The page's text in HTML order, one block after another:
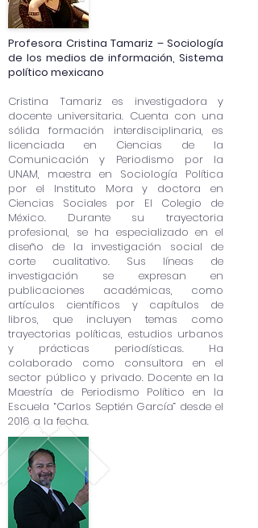
Profesora Cristina Tamariz – Sociología
de los medios de información, Sistema
político mexicano
Cristina Tamariz es investigadora y
docente universitaria. Cuenta con una
sólida formación interdisciplinaria, es
licenciada en Ciencias de la
Comunicación y Periodismo por la
UNAM, maestra en Sociología Política
por el Instituto Mora y doctora en
Ciencias Sociales por El Colegio de
México. Durante su trayectoria
profesional, se ha especializado en el
diseño de la investigación social de
corte cualitativo. Sus líneas de
investigación se expresan en
publicaciones académicas, como
artículos científicos y capítulos de
libros, que incluyen temas como
trayectorias políticas, estudios urbanos
y prácticas periodísticas. Ha
colaborado como consultora en el
sector público y privado. Docente en la
Maestría de Periodismo Político en la
Escuela “Carlos Septién García” desde el
2016 a la fecha.